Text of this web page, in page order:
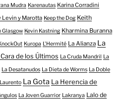
Mudra Karenautas Karina Corradini
Levin y Marotta Keep the Dog Keith
Glasgow Kevin Kastning Kharmina Buranna
Kuropa L'Hermité La Alianza La
de los Últimos La Cruda Mandril La
La Desatanudos La Dieta de Worms La Doble
La Gota La Herencia de
La Joven Guarrior Lakranya Lalo de